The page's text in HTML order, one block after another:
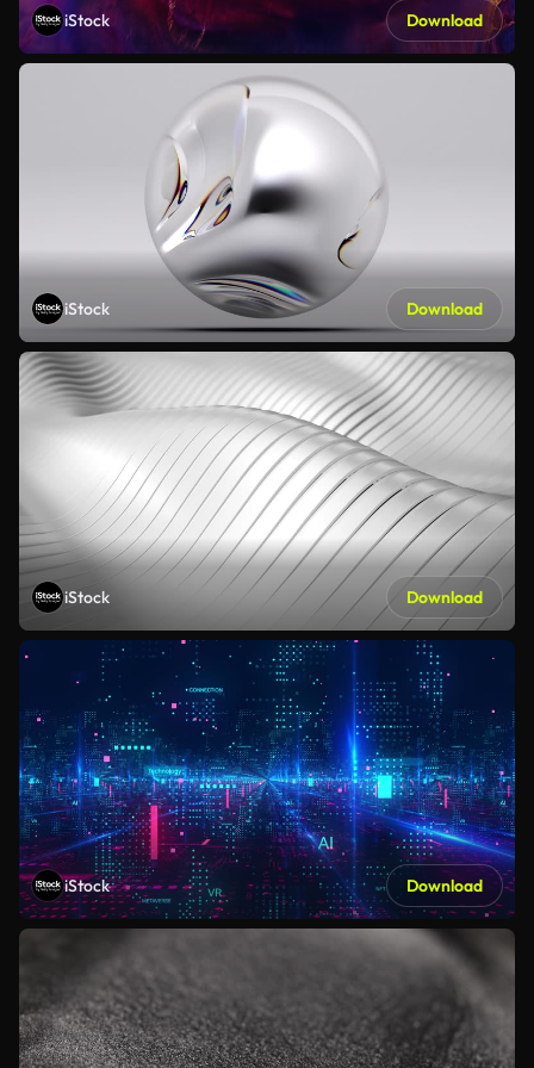
iStock Download
iStock Download
iStock Download
iStock Download